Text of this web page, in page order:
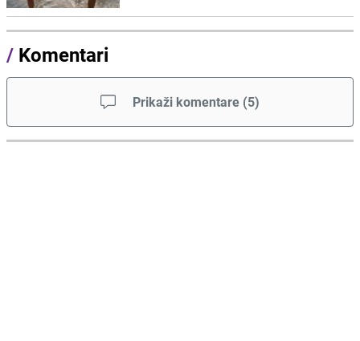
/ Komentari
Prikaži komentare (5)